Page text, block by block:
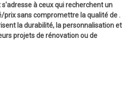
à ceux qui recherchent un
prix sans compromettre la qualité de .
la durabilité, la personnalisation et
projets de rénovation ou de